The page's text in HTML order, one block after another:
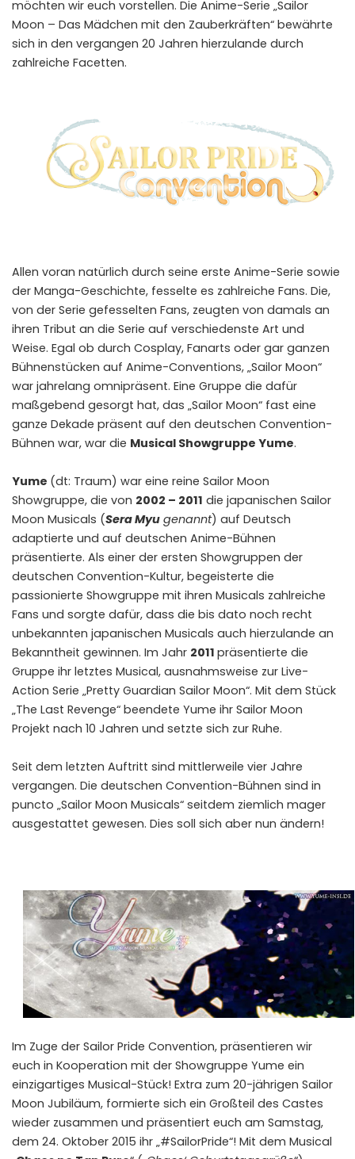
möchten wir euch vorstellen. Die Anime-Serie „Sailor
Moon – Das Mädchen mit den Zauberkräften“ bewährte
sich in den vergangen 20 Jahren hierzulande durch
zahlreiche Facetten.
Allen voran natürlich durch seine erste Anime-Serie sowie
der Manga-Geschichte, fesselte es zahlreiche Fans. Die,
von der Serie gefesselten Fans, zeugten von damals an
ihren Tribut an die Serie auf verschiedenste Art und
Weise. Egal ob durch Cosplay, Fanarts oder gar ganzen
Bühnenstücken auf Anime-Conventions, „Sailor Moon“
war jahrelang omnipräsent. Eine Gruppe die dafür
maßgebend gesorgt hat, das „Sailor Moon“ fast eine
ganze Dekade präsent auf den deutschen Convention-
Bühnen war, war die Musical Showgruppe Yume.
Yume (dt: Traum) war eine reine Sailor Moon
Showgruppe, die von 2002 – 2011 die japanischen Sailor
Moon Musicals (Sera Myu genannt) auf Deutsch
adaptierte und auf deutschen Anime-Bühnen
präsentierte. Als einer der ersten Showgruppen der
deutschen Convention-Kultur, begeisterte die
passionierte Showgruppe mit ihren Musicals zahlreiche
Fans und sorgte dafür, dass die bis dato noch recht
unbekannten japanischen Musicals auch hierzulande an
Bekanntheit gewinnen. Im Jahr 2011 präsentierte die
Gruppe ihr letztes Musical, ausnahmsweise zur Live-
Action Serie „Pretty Guardian Sailor Moon“. Mit dem Stück
„The Last Revenge“ beendete Yume ihr Sailor Moon
Projekt nach 10 Jahren und setzte sich zur Ruhe.
Seit dem letzten Auftritt sind mittlerweile vier Jahre
vergangen. Die deutschen Convention-Bühnen sind in
puncto „Sailor Moon Musicals“ seitdem ziemlich mager
ausgestattet gewesen. Dies soll sich aber nun ändern!
Im Zuge der Sailor Pride Convention, präsentieren wir
euch in Kooperation mit der Showgruppe Yume ein
einzigartiges Musical-Stück! Extra zum 20-jährigen Sailor
Moon Jubiläum, formierte sich ein Großteil des Castes
wieder zusammen und präsentiert euch am Samstag,
dem 24. Oktober 2015 ihr „#SailorPride“! Mit dem Musical